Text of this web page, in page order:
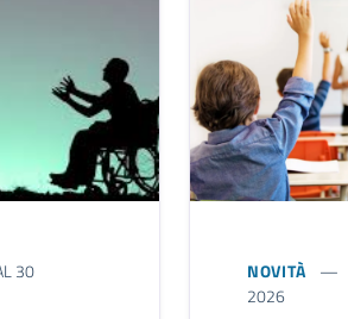
30
NOVITÀ
2026